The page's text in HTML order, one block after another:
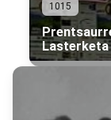
1015
Lasterketa